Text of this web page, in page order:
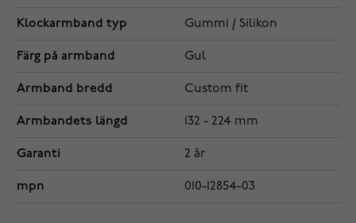
Klockarmband typ Gummi / Silikon
Färg på armband Gul
Armband bredd Custom fit
Armbandets längd 132 - 224 mm
Garanti 2 år
mpn 010-12854-03